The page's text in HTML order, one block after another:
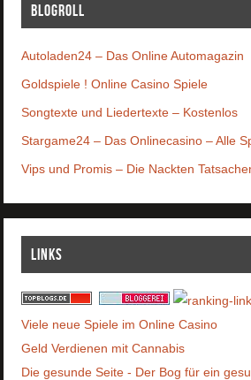
Blogroll
Autoladen24 – Das Online Automagazin
Goldspiele ! Online Casino Spiele
Songtexte und Liedertexte – Kostenlos
Stargame24 – Das Onlinecasino – Alle
Vips und Promis – Die Nackten
Links
Viele neue Spiele im Online Casino
Geld Verdienen mit Cannabis
Die gesunde Seite - Der Bog für ein